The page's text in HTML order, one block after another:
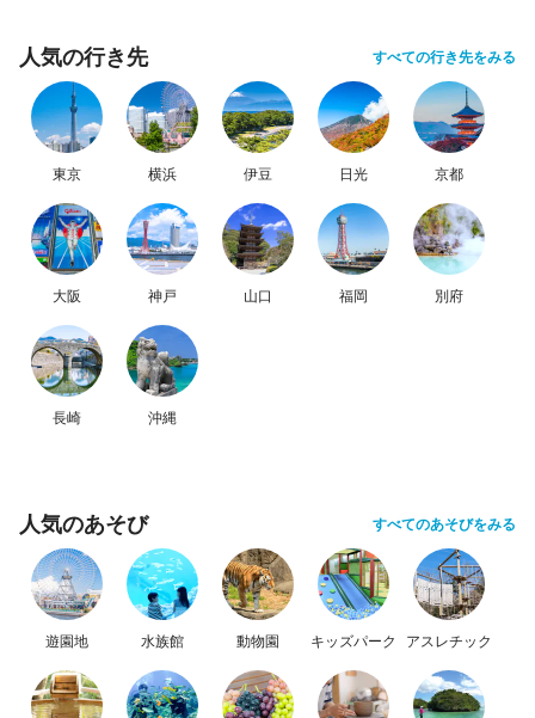
人気の行き先 すべての行き先をみる
東京 横浜 伊豆 日光 京都
大阪 神戸 山口 福岡 別府
長崎 沖縄
人気のあそび すべてのあそびをみる
遊園地 水族館 動物園 キッズパーク アスレチック